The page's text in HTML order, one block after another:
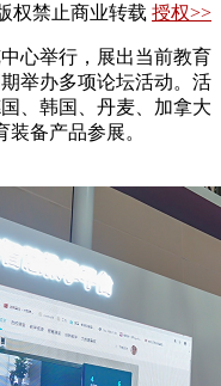
权禁止商业转载 授权>>
心举行，展出当前教育
举办多项论坛活动。活
、韩国、丹麦、加拿大
装备产品参展。